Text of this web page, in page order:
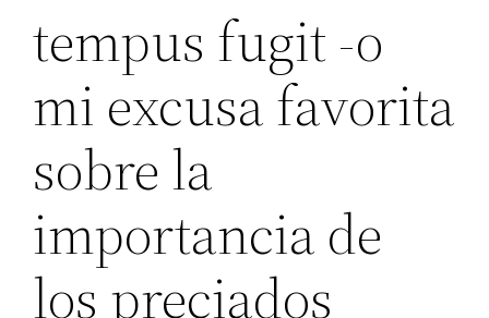
tempus fugit -o
mi excusa favorita
sobre la
importancia de
los preciados